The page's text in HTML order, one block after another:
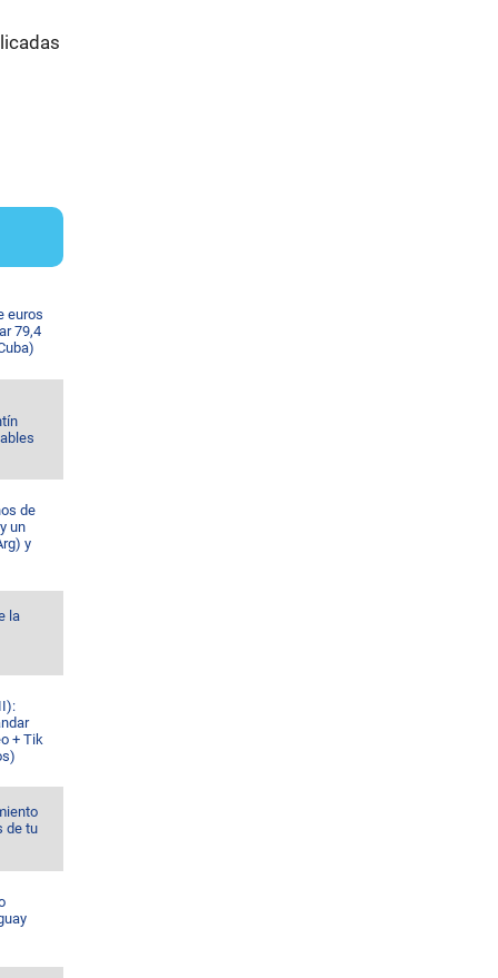
euros
79,4
de
un
y
la
+ Tik
de tu